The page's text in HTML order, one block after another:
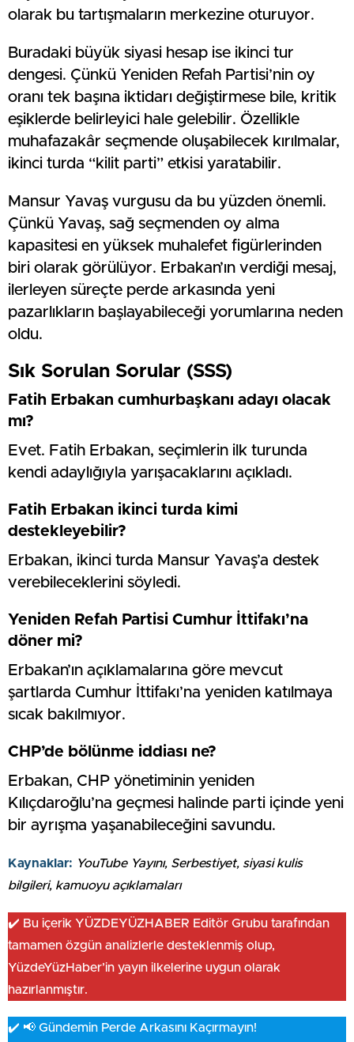
olarak bu tartışmaların merkezine oturuyor.
Buradaki büyük siyasi hesap ise ikinci tur
dengesi. Çünkü Yeniden Refah Partisi’nin oy
oranı tek başına iktidarı değiştirmese bile, kritik
eşiklerde belirleyici hale gelebilir. Özellikle
muhafazakâr seçmende oluşabilecek kırılmalar,
ikinci turda “kilit parti” etkisi yaratabilir.
Mansur Yavaş vurgusu da bu yüzden önemli.
Çünkü Yavaş, sağ seçmenden oy alma
kapasitesi en yüksek muhalefet figürlerinden
biri olarak görülüyor. Erbakan’ın verdiği mesaj,
ilerleyen süreçte perde arkasında yeni
pazarlıkların başlayabileceği yorumlarına neden
oldu.
Sık Sorulan Sorular (SSS)
Fatih Erbakan cumhurbaşkanı adayı olacak
mı?
Evet. Fatih Erbakan, seçimlerin ilk turunda
kendi adaylığıyla yarışacaklarını açıkladı.
Fatih Erbakan ikinci turda kimi
destekleyebilir?
Erbakan, ikinci turda Mansur Yavaş’a destek
verebileceklerini söyledi.
Yeniden Refah Partisi Cumhur İttifakı’na
döner mi?
Erbakan’ın açıklamalarına göre mevcut
şartlarda Cumhur İttifakı’na yeniden katılmaya
sıcak bakılmıyor.
CHP’de bölünme iddiası ne?
Erbakan, CHP yönetiminin yeniden
Kılıçdaroğlu’na geçmesi halinde parti içinde yeni
bir ayrışma yaşanabileceğini savundu.
Kaynaklar: YouTube Yayını, Serbestiyet, siyasi kulis
bilgileri, kamuoyu açıklamaları
✔️ Bu içerik YÜZDEYÜZHABER Editör Grubu tarafından
tamamen özgün analizlerle desteklenmiş olup,
YüzdeYüzHaber’in yayın ilkelerine uygun olarak
hazırlanmıştır.
✔️ 📢 Gündemin Perde Arkasını Kaçırmayın!